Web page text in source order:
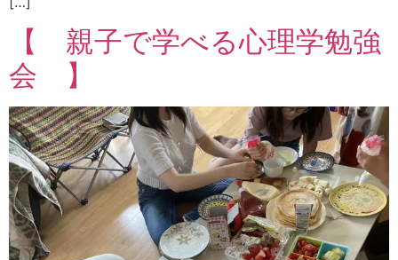
【 親子で学べる心理学勉強
会 】